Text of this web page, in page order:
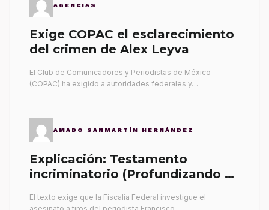
AGENCIAS
Exige COPAC el esclarecimiento
del crimen de Alex Leyva
El Club de Comunicadores y Periodistas de México
(COPAC) ha exigido a autoridades federales y…
AMADO SANMARTÍN HERNÁNDEZ
Explicación: Testamento
incriminatorio (Profundizando su
El texto exige que la Fiscalía Federal investigue el